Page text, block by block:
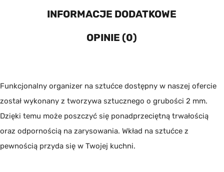
INFORMACJE DODATKOWE
OPINIE (0)
Funkcjonalny organizer na sztućce dostępny w naszej ofercie
został wykonany z tworzywa sztucznego o grubości 2 mm.
Dzięki temu może poszczyć się ponadprzeciętną trwałością
oraz odpornością na zarysowania. Wkład na sztućce z
pewnością przyda się w Twojej kuchni.